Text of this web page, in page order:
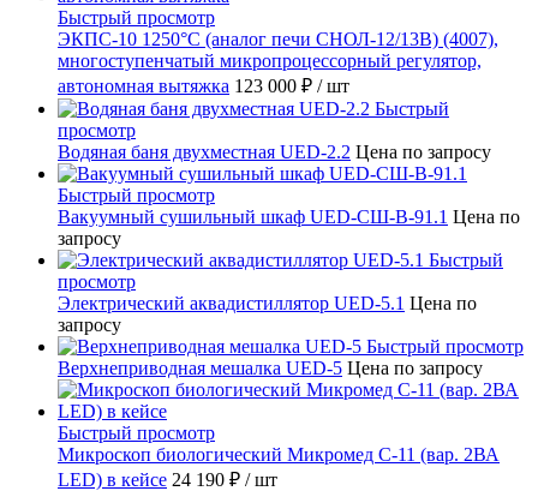
Быстрый просмотр
ЭКПС-10 1250°С (аналог печи СНОЛ-12/13В) (4007),
многоступенчатый микропроцессорный регулятор,
автономная вытяжка 123 000 ₽ / шт
Быстрый
просмотр
Водяная баня двухместная UED-2.2 Цена по запросу
Быстрый просмотр
Вакуумный сушильный шкаф UED-СШ-В-91.1 Цена по
запросу
Быстрый
просмотр
Электрический аквадистиллятор UED-5.1 Цена по
запросу
Быстрый просмотр
Верхнеприводная мешалка UED-5 Цена по запросу
Быстрый просмотр
Микроскоп биологический Микромед С-11 (вар. 2ВА
LED) в кейсе 24 190 ₽ / шт